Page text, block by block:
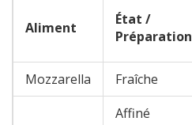
Aliment
État /
Préparation
Mozzarella Fraîche
Affiné